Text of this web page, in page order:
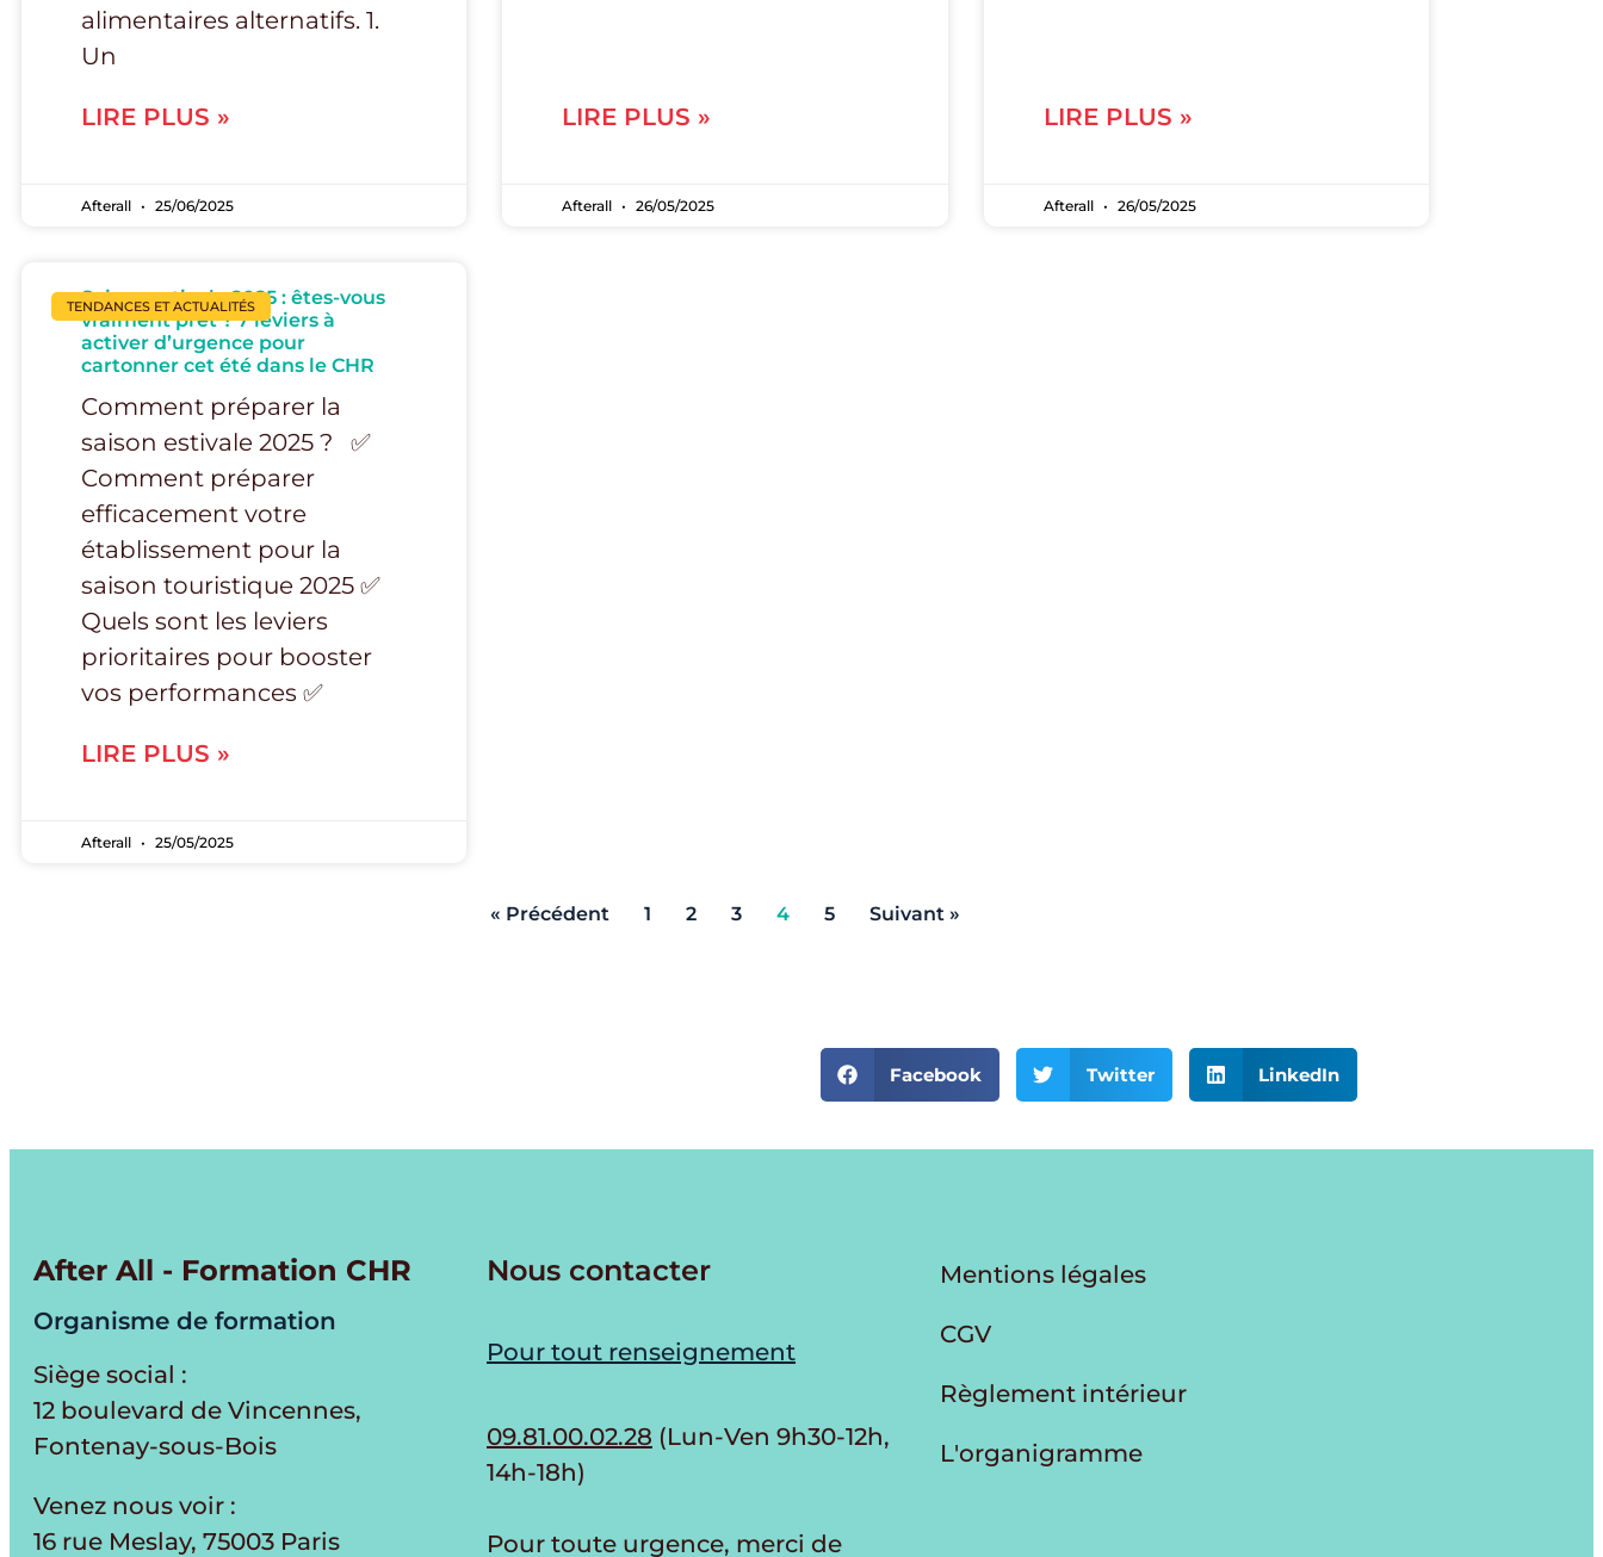
alimentaires alternatifs. 1.
Un
LIRE PLUS »
Afterall 25/06/2025
LIRE PLUS »
Afterall 26/05/2025
LIRE PLUS »
Afterall 26/05/2025
TENDANCES ET ACTUALITÉS
Saison estivale 2025 : êtes-vous
vraiment prêt ? 7 leviers à
activer d’urgence pour
cartonner cet été dans le CHR
Comment préparer la
saison estivale 2025 ? ✅
Comment préparer
efficacement votre
établissement pour la
saison touristique 2025 ✅
Quels sont les leviers
prioritaires pour booster
vos performances ✅
LIRE PLUS »
Afterall 25/05/2025
« Précédent 1 2 3 4 5 Suivant »
Facebook Twitter LinkedIn
After All - Formation CHR
Organisme de formation
Siège social :
12 boulevard de Vincennes,
Fontenay-sous-Bois
Venez nous voir :
16 rue Meslay, 75003 Paris
Nous contacter
Pour tout renseignement
09.81.00.02.28 (Lun-Ven 9h30-12h,
14h-18h)
Pour toute urgence, merci de
Mentions légales
CGV
Règlement intérieur
L'organigramme